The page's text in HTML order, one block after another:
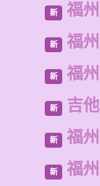
新 福
新 福
新 福
新 吉
新 福
新 福